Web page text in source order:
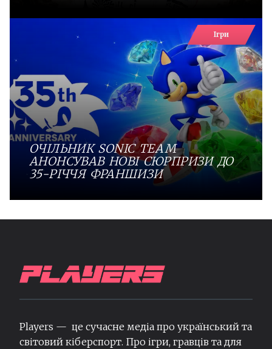
Ігри
ОЧІЛЬНИК SONIC TEAM
АНОНСУВАВ НОВІ СЮРПРИЗИ ДО
35-РІЧЧЯ ФРАНШИЗИ
Players — це сучасне медіа про український та
світовий кіберспорт. Про ігри, гравців та для